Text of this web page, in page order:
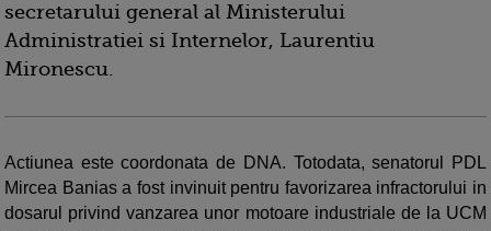
secretarului general al Ministerului
Administratiei si Internelor, Laurentiu
Mironescu.
Actiunea este coordonata de DNA. Totodata,senatorul PDL
Mircea Banias a fost invinuit pentru favorizarea infractorului in
dosarul privind vanzarea unor motoare industriale de la UCM